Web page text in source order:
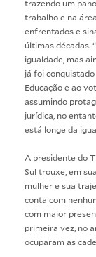
trazendo um
trabalho e na
enfrentados e
últimas décadas.
igualdade, mas
já foi
Educação e ao
assumindo
jurídica, no
está longe da
A presidente do
Sul trouxe, em
mulher e sua
conta com
com maior
primeira vez, no
ocuparam as